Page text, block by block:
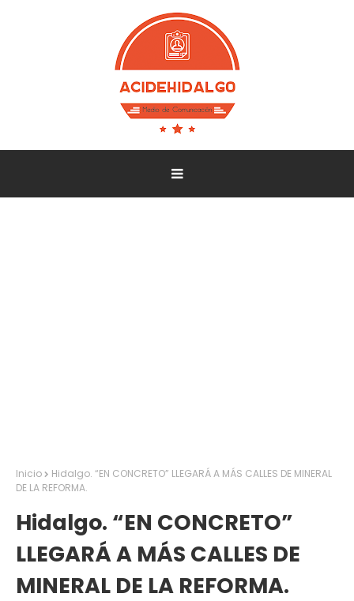
Inicio
Hidalgo. “EN CONCRETO” LLEGARÁ A MÁS CALLES DE MINERAL
DE LA REFORMA.
Hidalgo. “EN CONCRETO”
LLEGARÁ A MÁS CALLES DE
MINERAL DE LA REFORMA.